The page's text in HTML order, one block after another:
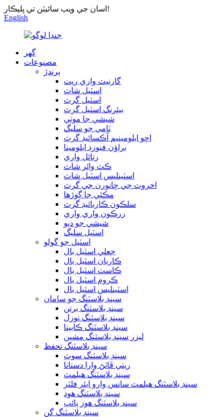
اسان جي ويب سائيٽن تي ڀليڪار!
English
گھر
مصنوعات
ٻرندڙ
گارنيٽ واري ريت
اسٽيل شاٽ
اسٽيل گرٽ
بيئرنگ اسٽيل گرٽ
شيشي جا موتي
ٽامي جو سليگ
اڇو ايلومينيم آڪسائيڊ گرٽ
براؤن فيوزڊ ايلومينا
رتائل واري
ڪٽ وائر شاٽ
اسٽينلیس اسٽيل شاٽ
اخروٽ جي ڇانورن جي گرٽ
مڪئي جا ڳوڙها
سلڪون ڪاربائيڊ گرٽ
زرڪون واري واري
شيشي جو دٻو
اسٽيل سليگ
اسٽيل جو گولو
جعلي اسٽيل بال
ڪاربان اسٽيل بال
ڪاسٽ اسٽيل بال
ڪروم اسٽيل بال
اسٽينلیس اسٽيل بال
سينڊ بلاسٽنگ جو سامان
سينڊ بلاسٽنگ برتن
سينڊ بلاسٽنگ نوزل
سينڊ بلاسٽنگ ڪابينا
ليزر سينڊ بلاسٽنگ مشين
سينڊ بلاسٽنگ تحفظ
سينڊ بلاسٽنگ سوٽ
ريتي ڦاٽڻ وارا دستانا
سينڊ بلاسٽنگ هيلمٽ
سينڊ بلاسٽنگ هيلمٽ سانس وارو ايئر فلٽر
سينڊ بلاسٽنگ هود
سينڊ بلاسٽنگ هوز پائپ
سينڊ بلاسٽنگ گن